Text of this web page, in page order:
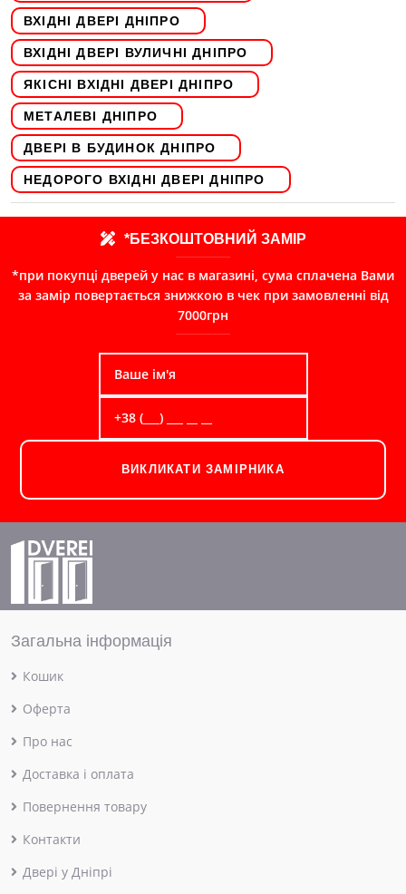
ВХІДНІ ДВЕРІ ДНІПРО
ВХІДНІ ДВЕРІ ВУЛИЧНІ ДНІПРО
ЯКІСНІ ВХІДНІ ДВЕРІ ДНІПРО
МЕТАЛЕВІ ДНІПРО
ДВЕРІ В БУДИНОК ДНІПРО
НЕДОРОГО ВХІДНІ ДВЕРІ ДНІПРО
*БЕЗКОШТОВНИЙ ЗАМІР
*при покупці дверей у нас в магазині, сума сплачена Вами
за замір повертається знижкою в чек при замовленні від
7000грн
ВИКЛИКАТИ ЗАМІРНИКА
Загальна інформація
Кошик
Оферта
Про нас
Доставка і оплата
Повернення товару
Контакти
Двері у Дніпрі